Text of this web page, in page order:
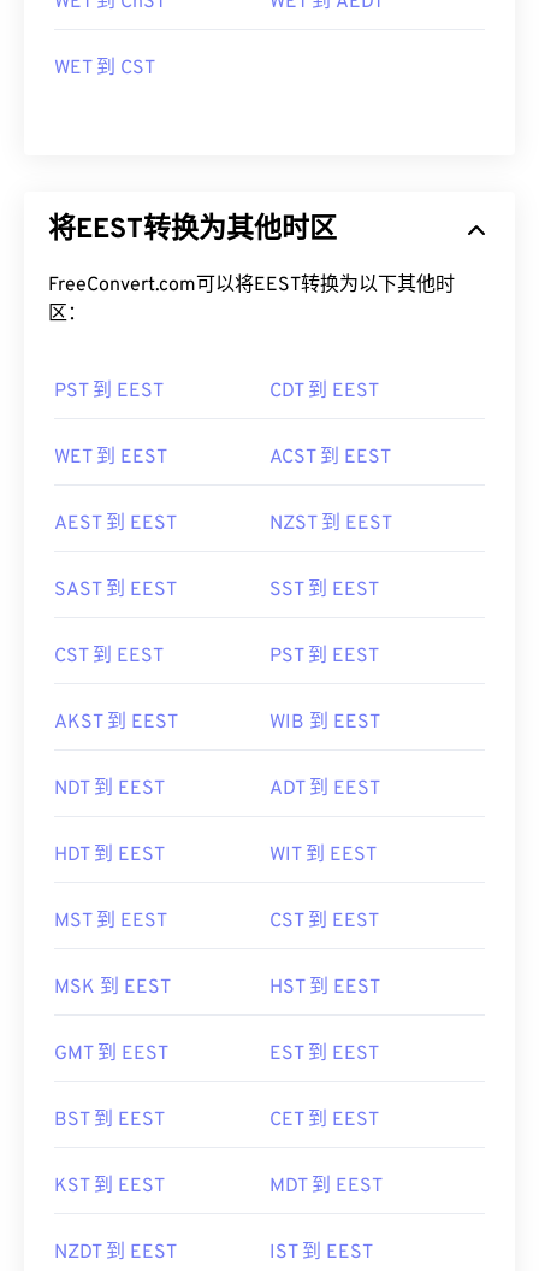
WET 到 CST
FreeConvert.com可以将EEST转换为以下其他时
WET 到 EEST ACST 到 EEST
AEST 到 EEST NZST 到 EEST
SAST 到 EEST SST 到 EEST
CST 到 EEST PST 到 EEST
AKST 到 EEST WIB 到 EEST
NDT 到 EEST ADT 到 EEST
HDT 到 EEST WIT 到 EEST
MST 到 EEST CST 到 EEST
MSK 到 EEST HST 到 EEST
GMT 到 EEST EST 到 EEST
BST 到 EEST CET 到 EEST
KST 到 EEST MDT 到 EEST
NZDT 到 EEST IST 到 EEST
AKDT 到 EEST CAT 到 EEST